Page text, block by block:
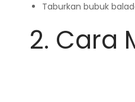
Taburkan bubuk
2. Cara